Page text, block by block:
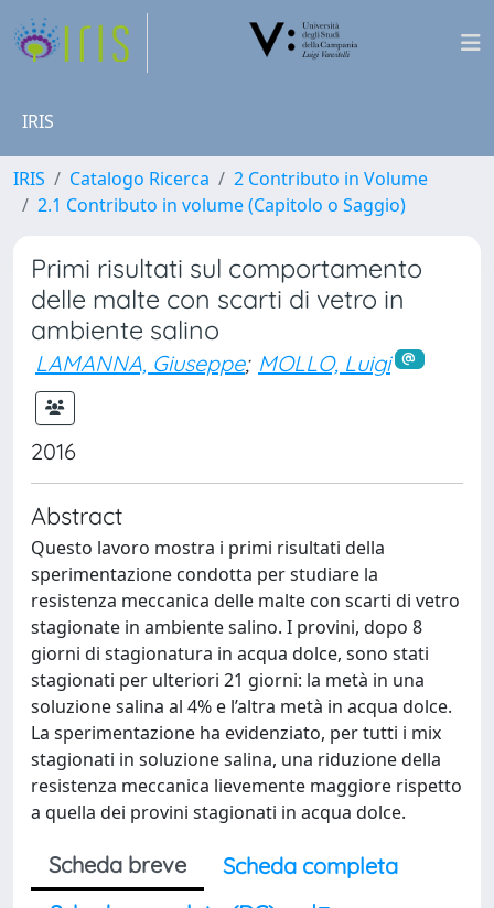
IRIS
IRIS Catalogo Ricerca
2 Contributo in Volume
2.1 Contributo in volume (Capitolo o Saggio)
Primi risultati sul comportamento
delle malte con scarti di vetro in
ambiente salino
LAMANNA, Giuseppe; MOLLO, Luigi
2016
Abstract
Questo lavoro mostra i primi risultati della
sperimentazione condotta per studiare la
resistenza meccanica delle malte con scarti di vetro
stagionate in ambiente salino. I provini, dopo 8
giorni di stagionatura in acqua dolce, sono stati
stagionati per ulteriori 21 giorni: la metà in una
soluzione salina al 4% e l’altra metà in acqua dolce.
La sperimentazione ha evidenziato, per tutti i mix
stagionati in soluzione salina, una riduzione della
resistenza meccanica lievemente maggiore rispetto
a quella dei provini stagionati in acqua dolce.
Scheda breve
Scheda completa